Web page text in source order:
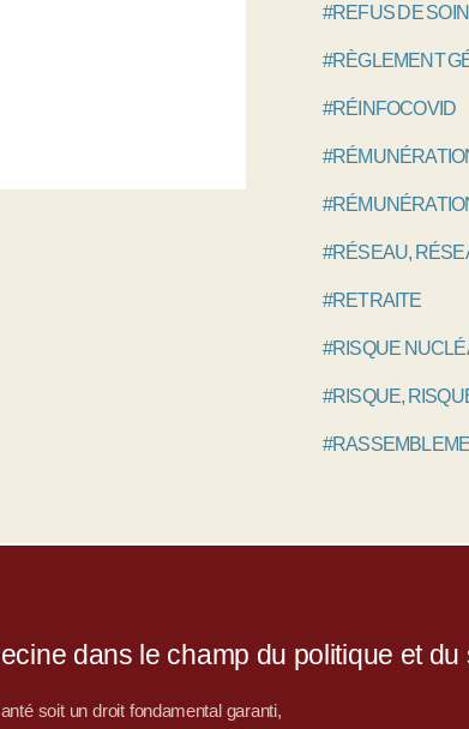
#REFUS DE SOIN
#RÈGLEMENT
#RÉINFOCOVID
#RÉSEAU,
#RETRAITE
#RISQUE
#RISQUE,
dans le champ du politique et du
soit un droit fondamental garanti,